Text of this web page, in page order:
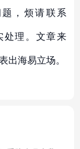
，烦请联系
处理。文章来
出海易立场。